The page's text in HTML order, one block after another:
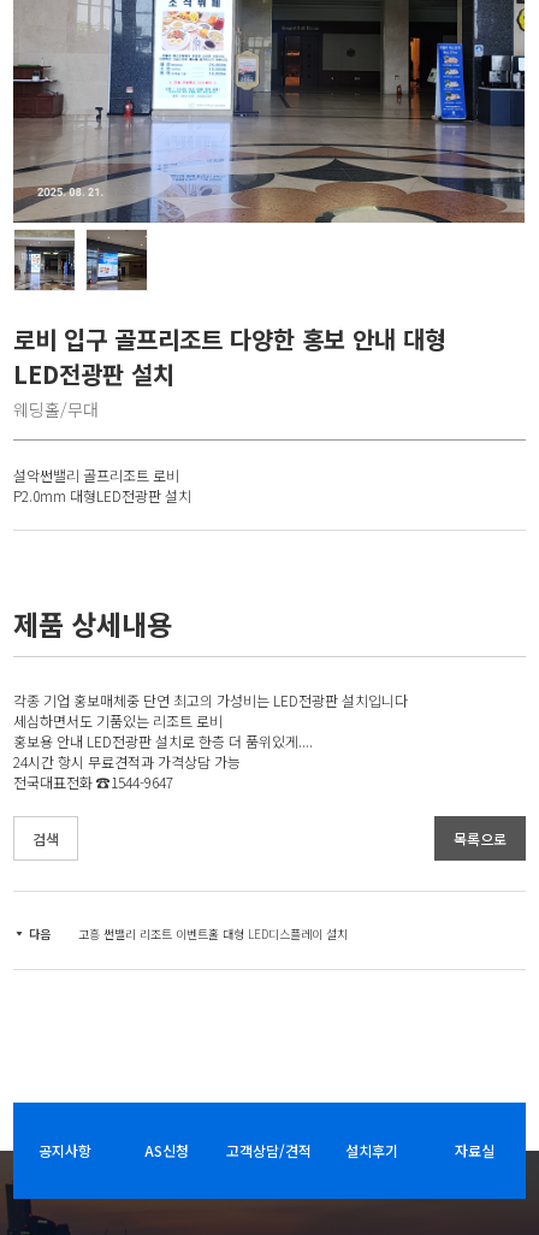
로비 입구 골프리조트 다양한 홍보 안내 대형
LED전광판 설치
웨딩홀/무대
설악썬밸리 골프리조트 로비
P2.0mm 대형LED전광판 설치
제품 상세내용
각종 기업 홍보매체중 단연 최고의 가성비는 LED전광판 설치입니다
세심하면서도 기품있는 리조트 로비
홍보용 안내 LED전광판 설치로 한층 더 품위있게....
24시간 항시 무료견적과 가격상담 가능
전국대표전화 ☎1544-9647
검색 목록으로
다음 고흥 썬밸리 리조트 이벤트홀 대형 LED디스플레이 설치
공지사항 AS신청 고객상담/견적 설치후기 자료실